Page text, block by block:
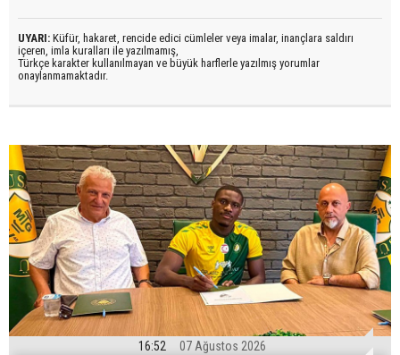
UYARI: Küfür, hakaret, rencide edici cümleler veya imalar, inançlara saldırı
içeren, imla kuralları ile yazılmamış,
Türkçe karakter kullanılmayan ve büyük harflerle yazılmış yorumlar
onaylanmamaktadır.
16:52 07 Ağustos 2026